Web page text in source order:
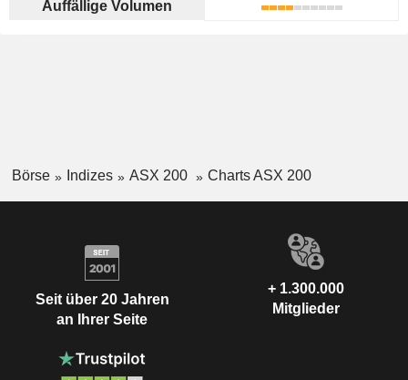
Auffällige Volumen
Börse Indizes ASX 200 Charts ASX 200
Seit über 20 Jahren
an Ihrer Seite
+ 1.300.000
Mitglieder